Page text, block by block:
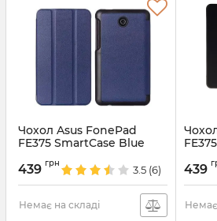
Чохол Asus FonePad
FE375 SmartCase Blue
439 грн
3.5 (6)
Немає на складі
439
Немає